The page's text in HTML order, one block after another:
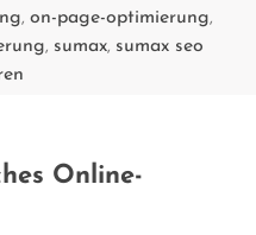
,on-page-optimierung,
, sumax, sumax seo
Online-